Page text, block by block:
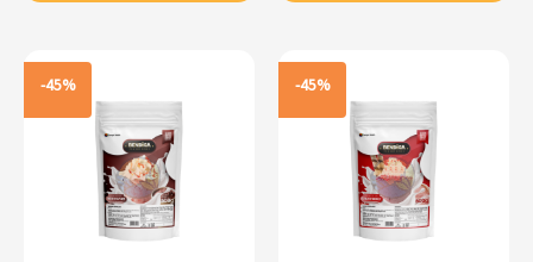
-45% -45%